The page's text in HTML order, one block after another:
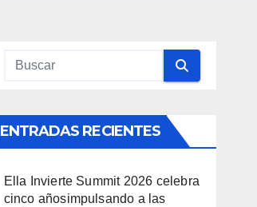
ENTRADAS RECIENTES
Ella Invierte Summit 2026 celebra
cinco añosimpulsando a las